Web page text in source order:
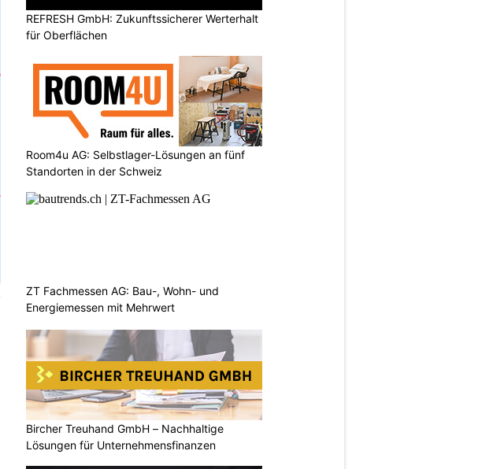
REFRESH GmbH: Zukunftssicherer Werterhalt
für Oberflächen
Room4u AG: Selbstlager-Lösungen an fünf
Standorten in der Schweiz
ZT Fachmessen AG: Bau-, Wohn- und
Energiemessen mit Mehrwert
Bircher Treuhand GmbH – Nachhaltige
Lösungen für Unternehmensfinanzen